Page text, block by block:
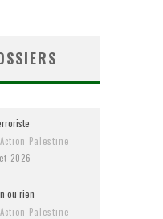
Palestine
2026
ou rien
Palestine